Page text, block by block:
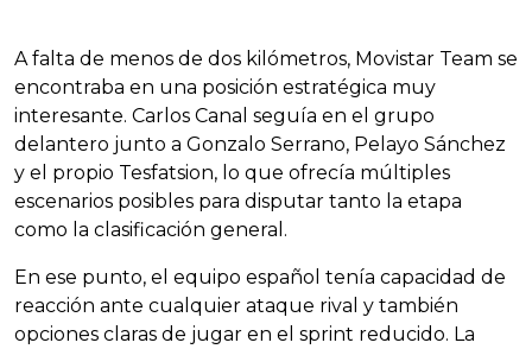
A falta de menos de dos kilómetros, Movistar Team se
encontraba en una posición estratégica muy
interesante. Carlos Canal seguía en el grupo
delantero junto a Gonzalo Serrano, Pelayo Sánchez
y el propio Tesfatsion, lo que ofrecía múltiples
escenarios posibles para disputar tanto la etapa
como la clasificación general.
En ese punto, el equipo español tenía capacidad de
reacción ante cualquier ataque rival y también
opciones claras de jugar en el sprint reducido. La